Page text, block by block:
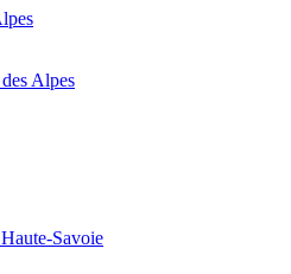
Haute-Savoie